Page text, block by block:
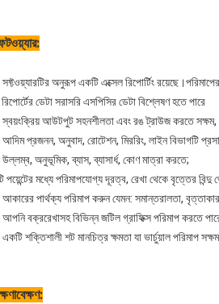
অনুরূপ একটি এক্সেল রিপোর্টিং
ডেটা সরাসরি এসপিসির ডেটা বিশ্লেষণ হতে পারে
আউটপুট সহনশীলতা এবং রঙ ট্রাউজ করতে সক্ষম,
প্রজনন, অনুবাদ, রোটেশন, মিররিং, লাইন বিভাগটি
অনুভূমিক, ব্যাস, ব্যাসার্ধ, কোণ মাত্রা করতে;
পয়েন্টের মধ্যে পরিমাপযোগ্য দূরত্ব, রেখা থেকে বৃত্তের
পার্থক্য পরিমাপ করুন যেমন: সমান্তরালতা,
বক্ররেখাসহ বিভিন্ন জটিল গ্রাফিক্স পরিমাপ করতে
শক্তিশালী শট মানচিত্র ক্ষমতা যা ভার্চুয়াল পরিমাপ